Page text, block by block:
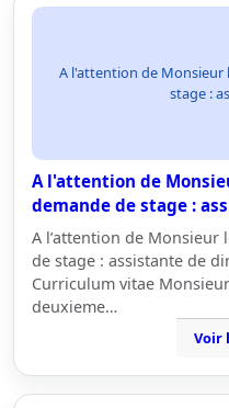
A l'attention de Monsieur
stage :
A l'attention de
demande de stage :
A l’attention de
de stage : assistante de
Curriculum vitae
deuxieme…
Voir